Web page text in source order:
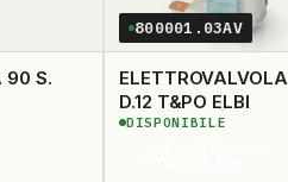
800001.03AV
ELETTROVALVOLA 90 S.
D.12 T&PO ELBI
DISPONIBILE